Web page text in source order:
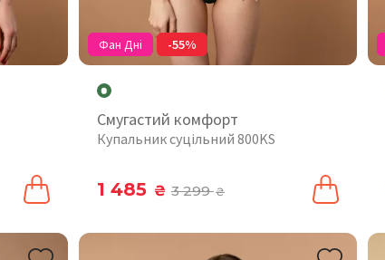
Фан Дні -55%
Смугастий комфорт
Купальник суцільний 800KS
1 485 ₴ 3 299₴